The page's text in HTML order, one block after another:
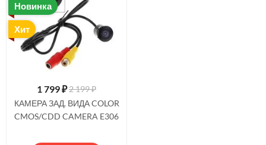
Новинка
Хит
1 799₽2 199 ₽
КАМЕРА ЗАД. ВИДА COLOR
CMOS/CDD CAMERA E306